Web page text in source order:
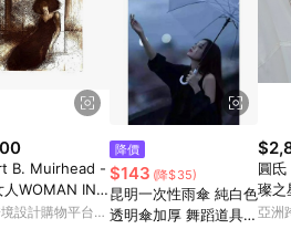
9. LINE 購物站上之商品規格、
品資訊頁及購物車不符，以
標示為準。 10. 點數紅包使用規
11. 若於 LINE 購物前往 Pinkoi
完成訂單，不符合導購資格；承
透過 LINE 購物前往 Pinkoi 頁
B. Muirhead -
人WOMAN IN B
- 簽名版
設計購物平台
降價
$143 (降$35)
昆明一次性雨傘 純白色
透明傘加厚 舞蹈道具
圓氐 典雅女伶 芭蕾璀
亞洲